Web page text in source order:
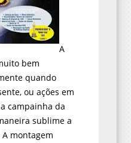
A
bem
quando
ou ações em
campainha da
sublime a
montagem